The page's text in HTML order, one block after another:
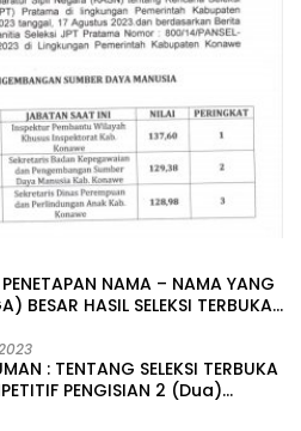
NAMA – NAMA YANG
BESAR HASIL SELEKSI TERBUKA
KABUPATEN KONAWE
: TENTANG SELEKSI TERBUKA
PENGISIAN 2 (Dua)